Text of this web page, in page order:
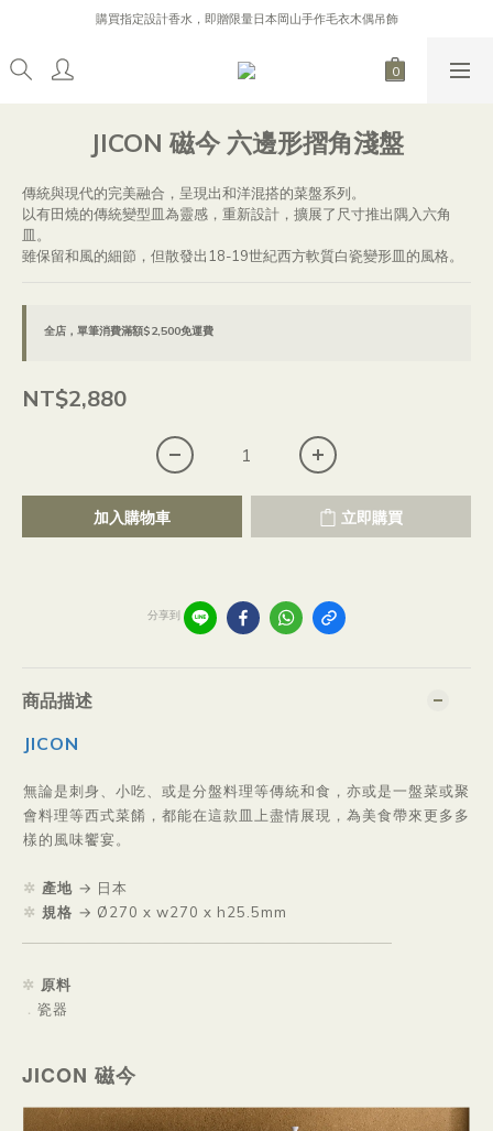
購買指定設計香水，即贈限量日本岡山手作毛衣木偶吊飾
購買指定設計香水，即贈限量日本岡山手作毛衣木偶吊飾
逐日 Line 好友募集中，加入 Line 好友，贈 200 元購物金！
購買指定設計香水，即贈限量日本岡山手作毛衣木偶吊飾
JICON 磁今 六邊形摺角淺盤
傳統與現代的完美融合，呈現出和洋混搭的菜盤系列。
以有田燒的傳統變型皿為靈感，重新設計，擴展了尺寸推出隅入六角
皿。
雖保留和風的細節，但散發出18-19世紀西方軟質白瓷變形皿的風格。
全店，單筆消費滿額$2,500免運費
NT$2,880
加入購物車 立即購買
分享到
商品描述
JICON
無論是刺身、小吃、或是分盤料理等傳統和食，亦或是一盤菜或聚
會料理等西式菜餚，都能在這款皿上盡情展現，為美食帶來更多多
樣的風味饗宴。
✲ 產地 → 日本
✲ 規格 → Ø270 x w270 x h25.5mm
✲ 原料
瓷器
JICON 磁今